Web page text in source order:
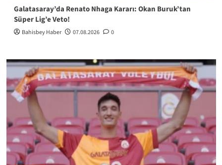
Galatasaray’da Renato Nhaga Kararı: Okan Buruk’tan
Süper Lig’e Veto!
Bahisbey Haber 07.08.2026 0